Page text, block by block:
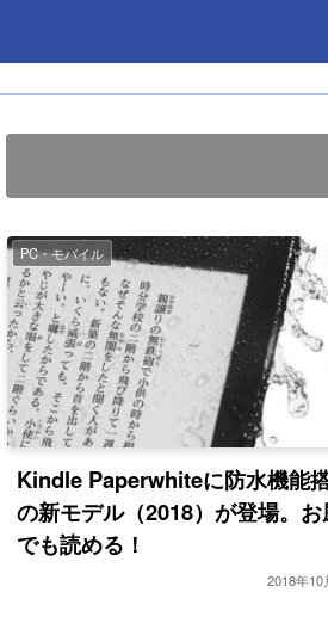
PC・モバイル
Kindle Paperwhiteに防水機能
の新モデル（2018）が登場。お
でも読める！
2018年10